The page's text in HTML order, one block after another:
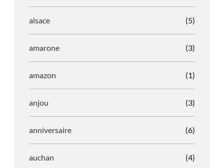
alsace (5)
amarone (3)
amazon (1)
anjou (3)
anniversaire (6)
auchan (4)